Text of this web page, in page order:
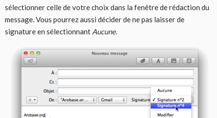
sélectionner celle de votre choix dans la fenêtre de rédaction du
message. Vous pourrez aussi décider de ne pas laisser de
signature en sélectionnant Aucune.